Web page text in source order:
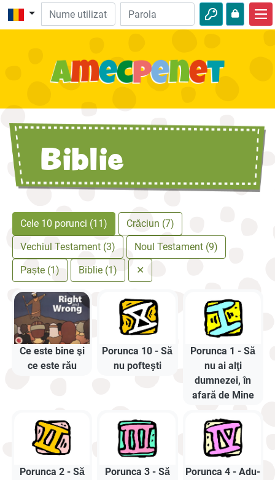
Biblie
Audio
Aventuri
Biblie
Cele 10 porunci (11)
Crăciun (7)
Vechiul Testament (3)
Noul Testament (9)
Paște (1)
Biblie (1) ✕
Ce este bine şi
ce este rău
Porunca 10 - Să
nu pofteşti
Porunca 1 - Să
nu ai alţi
dumnezei, în
afară de Mine
Porunca 2 - Să
Porunca 3 - Să
Porunca 4 - Adu-